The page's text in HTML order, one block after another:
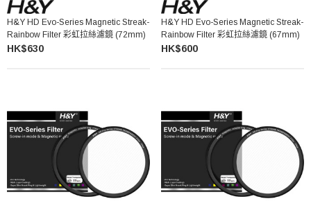
H&Y HD Evo-Series Magnetic Streak-
Rainbow Filter 彩虹拉絲濾鏡 (72mm)
HK$630
H&Y HD Evo-Series Magnetic Streak-
Rainbow Filter 彩虹拉絲濾鏡 (67mm)
HK$600